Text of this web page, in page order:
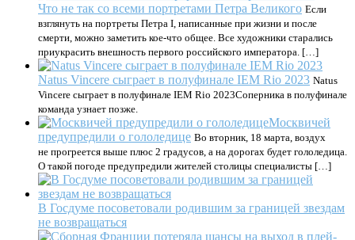
Что не так со всеми портретами Петра Великого Если
взглянуть на портреты Петра I, написанные при жизни и после
смерти, можно заметить кое-что общее. Все художники старались
приукрасить внешность первого российского императора. […]
Natus Vincere сыграет в полуфинале IEM Rio 2023 Natus
Vincere сыграет в полуфинале IEM Rio 2023Соперника в полуфинале
команда узнает позже.
Москвичей
предупредили о гололедице Во вторник, 18 марта, воздух
не прогреется выше плюс 2 градусов, а на дорогах будет гололедица.
О такой погоде предупредили жителей столицы специалисты […]
В Госдуме посоветовали родившим за границей звездам
не возвращаться